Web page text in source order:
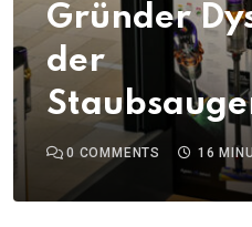
Gründer
der
0 COMMENTS 16